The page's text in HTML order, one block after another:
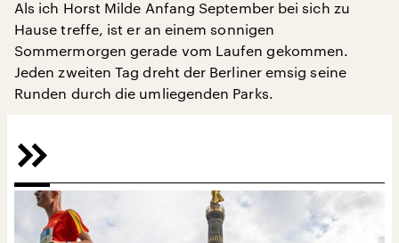
Als ich Horst Milde Anfang September bei sich zu
Hause treffe, ist er an einem sonnigen
Sommermorgen gerade vom Laufen gekommen.
Jeden zweiten Tag dreht der Berliner emsig seine
Runden durch die umliegenden Parks.